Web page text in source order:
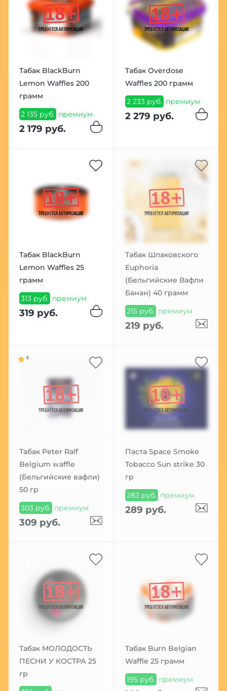
Табак BlackBurn
Lemon Waffles 200
грамм
2 135 руб. премиум
2 179 руб.
Табак Overdose
Waffles 200 грамм
2 233 руб. премиум
2 279 руб.
Табак BlackBurn
Lemon Waffles 25
грамм
313 руб. премиум
319 руб.
Табак Шпаковского
Euphoria
(Бельгийские Вафли
Банан) 40 грамм
215 руб. премиум
219 руб.
5
Табак Peter Ralf
Belgium waffle
(Бельгийские вафли)
50 гр
303 руб. премиум
309 руб.
Паста Space Smoke
Tobacco Sun strike 30
гр
283 руб. премиум
289 руб.
Табак МОЛОДОСТЬ
ПЕСНИ У КОСТРА 25
гр
Табак Burn Belgian
Waffle 25 грамм
195 руб. премиум